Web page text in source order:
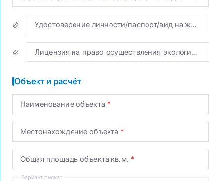
Удостоверение личности/паспорт/вид на жительство иностранца
Лицензия на право осуществления экологически опасных видов хозяйственной и иной деятельности
Объект и расчёт
Наименование объекта
Местонахождение объекта
Общая площадь объекта кв.м.
Вариант риска*